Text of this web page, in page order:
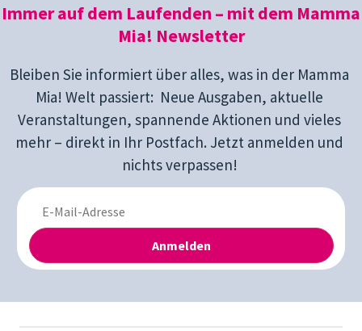
Immer auf dem Laufenden – mit dem Mamma
Mia! Newsletter
Bleiben Sie informiert über alles, was in der Mamma
Mia! Welt passiert: Neue Ausgaben, aktuelle
Veranstaltungen, spannende Aktionen und vieles
mehr – direkt in Ihr Postfach. Jetzt anmelden und
nichts verpassen!